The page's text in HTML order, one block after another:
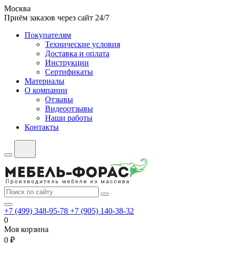
Москва
Приём заказов через сайт 24/7
Покупателям
Технические условия
Доставка и оплата
Инструкции
Сертификаты
Материалы
О компании
Отзывы
Видеоотзывы
Наши работы
Контакты
+7 (499) 348-95-78 +7 (905) 140-38-32
0
Моя корзина
0 ₽